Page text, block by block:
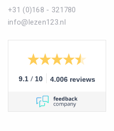
+31 (0)168 - 321780
info@lezen123.nl
9.1 / 10 4.006 reviews